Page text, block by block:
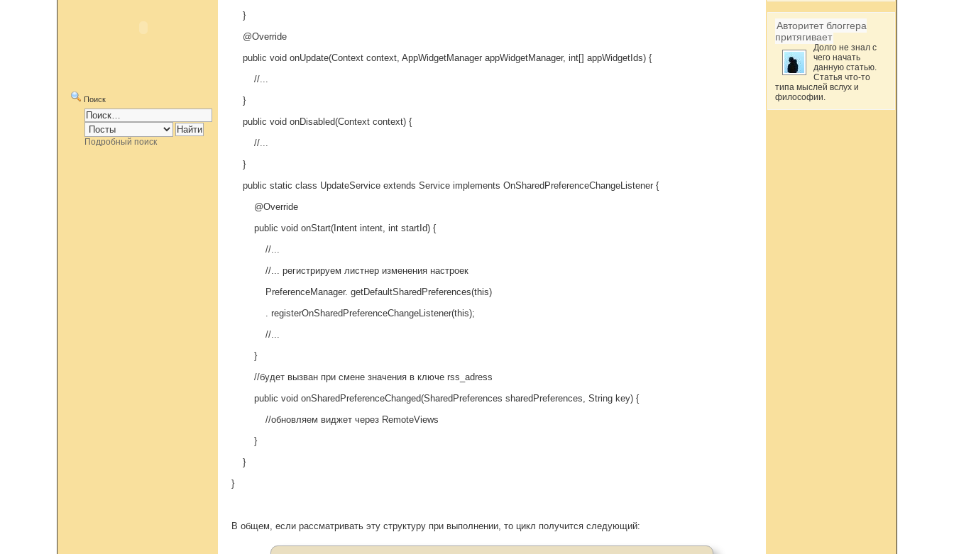
Поиск
Подробный поиск
}
@Override
public void onUpdate(Context context, AppWidgetManager appWidgetManager, int[] appWidgetIds) {
//...
}
public void onDisabled(Context context) {
//...
}
public static class UpdateService extends Service implements OnSharedPreferenceChangeListener {
@Override
public void onStart(Intent intent, int startId) {
//...
//... регистрируем листнер изменения настроек
PreferenceManager. getDefaultSharedPreferences(this)
. registerOnSharedPreferenceChangeListener(this);
//...
}
//будет вызван при смене значения в ключе rss_adress
public void onSharedPreferenceChanged(SharedPreferences sharedPreferences, String key) {
//обновляем виджет через RemoteViews
}
}
}
В общем, если рассматривать эту структуру при выполнении, то цикл получится следующий:
Авторитет блоггера
притягивает
Долго не знал с
чего начать
данную статью.
Статья что-то
типа мыслей вслух и
философии.